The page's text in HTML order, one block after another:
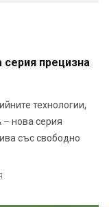
серия прецизна
технологии,
– нова серия
със свободно